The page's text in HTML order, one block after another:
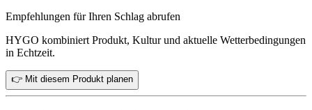
Empfehlungen für Ihren Schlag abrufen
HYGO kombiniert Produkt, Kultur und aktuelle Wetterbedingungen
in Echtzeit.
👉 Mit diesem Produkt planen